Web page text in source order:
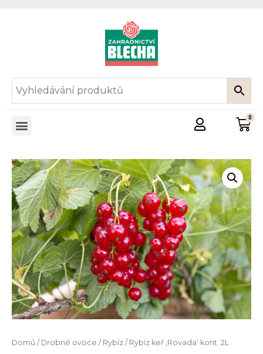
Domů / Drobné ovoce / Rybíz / Rybíz keř ‚Rovada‘ kont. 2L